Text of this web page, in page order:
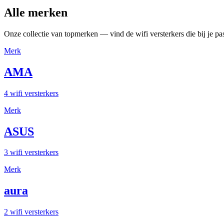
Alle merken
Onze collectie van topmerken — vind de wifi versterkers die bij je
Merk
AMA
4 wifi versterkers
Merk
ASUS
3 wifi versterkers
Merk
aura
2 wifi versterkers